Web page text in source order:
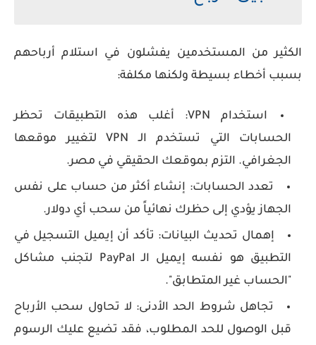
الكثير من المستخدمين يفشلون في استلام أرباحهم
بسبب أخطاء بسيطة ولكنها مكلفة:
استخدام VPN:
أغلب هذه التطبيقات تحظر
الحسابات التي تستخدم الـ VPN لتغيير موقعها
الجغرافي. التزم بموقعك الحقيقي في مصر.
تعدد الحسابات:إنشاء أكثر من حساب على نفس
الجهاز يؤدي إلى حظرك نهائياً من سحب أي دولار.
إهمال تحديث البيانات:تأكد أن إيميل التسجيل في
التطبيق هو نفسه إيميل الـ PayPal لتجنب مشاكل
"الحساب غير المتطابق".
تجاهل شروط الحد الأدنى:لا تحاول سحب الأرباح
قبل الوصول للحد المطلوب، فقد تضيع عليك الرسوم